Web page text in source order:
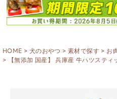
HOME 犬のおやつ 素材で探す
お
【無添加 国産】 兵庫産 牛ハツスティ